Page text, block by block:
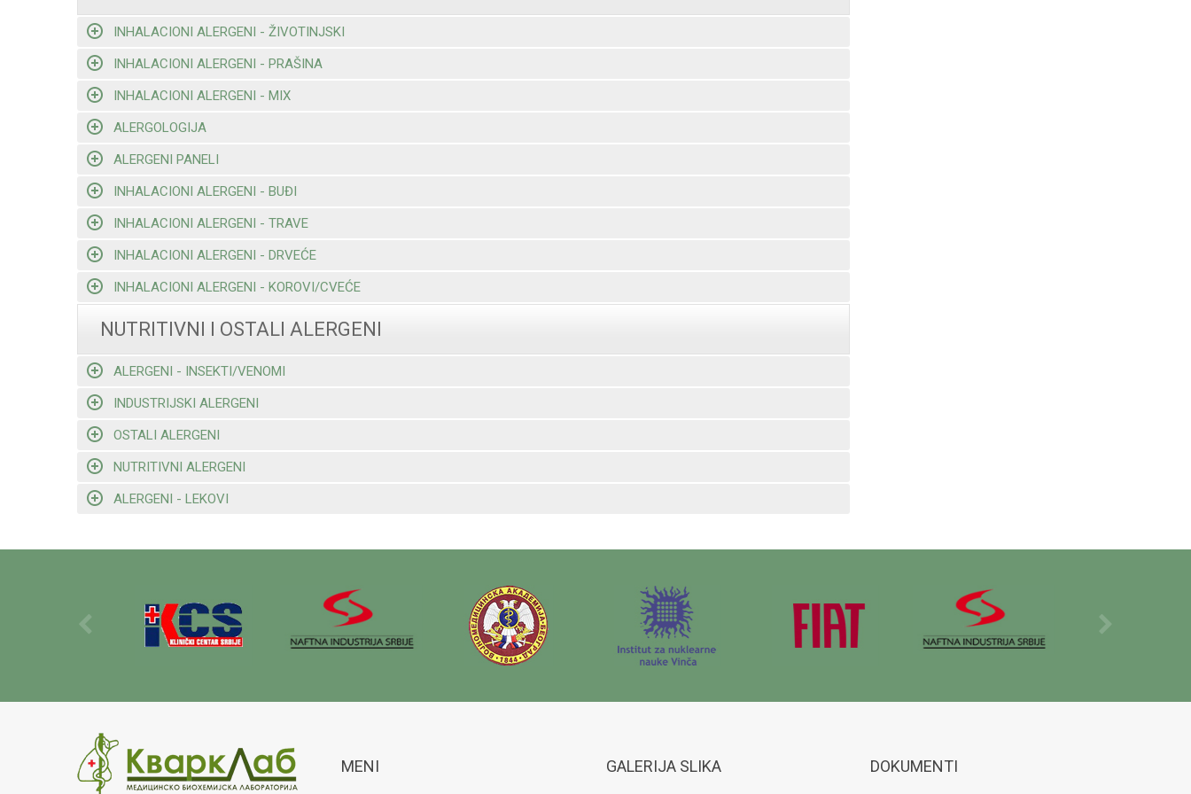
INHALACIONI ALERGENI - ŽIVOTINJSKI
INHALACIONI ALERGENI - PRAŠINA
INHALACIONI ALERGENI - MIX
ALERGOLOGIJA
ALERGENI PANELI
INHALACIONI ALERGENI - BUĐI
INHALACIONI ALERGENI - TRAVE
INHALACIONI ALERGENI - DRVEĆE
INHALACIONI ALERGENI - KOROVI/CVEĆE
NUTRITIVNI I OSTALI ALERGENI
ALERGENI - INSEKTI/VENOMI
INDUSTRIJSKI ALERGENI
OSTALI ALERGENI
NUTRITIVNI ALERGENI
ALERGENI - LEKOVI
MENI GALERIJA SLIKA DOKUMENTI